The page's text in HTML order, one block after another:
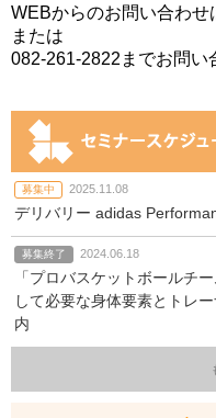
WEBからのお問い合わせ
または
082-261-2822までお問い
募集中 2025.11.08
デリバリー adidas
募集終了 2024.06.18
「プロバスケットボールチ
して必要な身体要素とトレ
内